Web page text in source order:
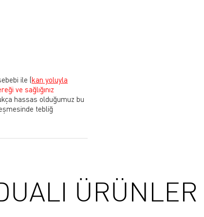
ile (kan yoluyla
ve sağlığınız
hassas olduğumuz bu
tebliğ
ÜRÜNLER